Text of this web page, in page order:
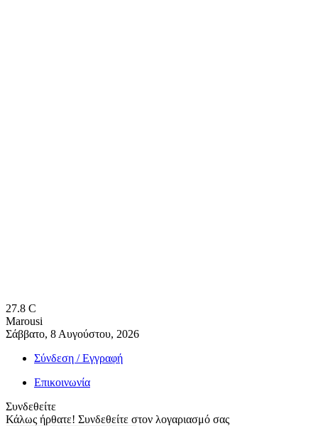
27.8 C
Marousi
Σάββατο, 8 Αυγούστου, 2026
Σύνδεση / Εγγραφή
Επικοινωνία
Συνδεθείτε
Κάλως ήρθατε! Συνδεθείτε στον λογαριασμό σας